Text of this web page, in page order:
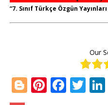
“7. Sınıf Türkçe Özgün
Our
Bl Pi F T